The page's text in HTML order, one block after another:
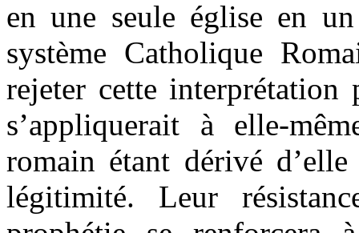
en une seule église en
système Catholique
rejeter cette interprétation
s’appliquerait à elle-
romain étant dérivé
légitimité. Leur